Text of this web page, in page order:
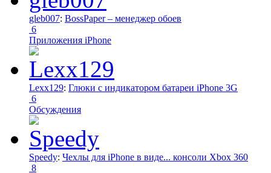
gleb007: BossPaper – менеджер обоев
6
Приложения iPhone
Lexx129: Глюки с индикатором батареи iPhone 3G
6
Обсуждения
Speedy: Чехлы для iPhone в виде... консоли Xbox 360
8